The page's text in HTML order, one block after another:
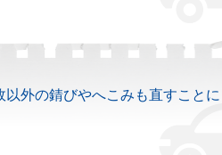
以外の錆びやへこみも直すこと